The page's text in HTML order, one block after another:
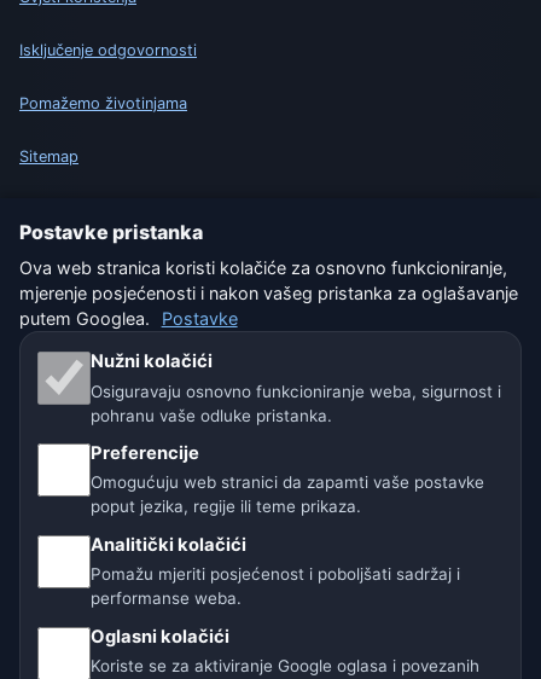
Isključenje odgovornosti
Pomažemo životinjama
Sitemap
Naše vremenske stranice:
🇩🇪🇦🇹🇨🇭 Njemačka / Austrija / Švicarska
🌎 Latinska Amerika i Španjolska
🇮🇳 Južna i jugoistočna Azija
Operater: Spolek Minizoo.cz z.s. | IČO: 21135550 |
info@vrijeme.online
Postavke pristanka
Ova web stranica koristi kolačiće za osnovno funkcioniranje,
mjerenje posjećenosti i nakon vašeg pristanka za oglašavanje
putem Googlea.
Postavke
Nužni kolačići
Osiguravaju osnovno funkcioniranje weba, sigurnost i
pohranu vaše odluke pristanka.
Preferencije
Omogućuju web stranici da zapamti vaše postavke
poput jezika, regije ili teme prikaza.
Analitički kolačići
Pomažu mjeriti posjećenost i poboljšati sadržaj i
performanse weba.
Oglasni kolačići
Koriste se za aktiviranje Google oglasa i povezanih